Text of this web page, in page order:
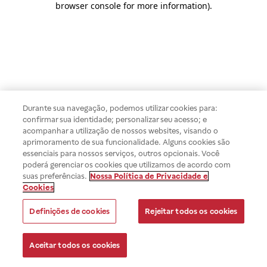
browser console for more information).
Durante sua navegação, podemos utilizar cookies para:
confirmar sua identidade; personalizar seu acesso; e
acompanhar a utilização de nossos websites, visando o
aprimoramento de sua funcionalidade. Alguns cookies são
essenciais para nossos serviços, outros opcionais. Você
poderá gerenciar os cookies que utilizamos de acordo com
suas preferências. Nossa Política de Privacidade e
Cookies
Definições de cookies Rejeitar todos os cookies
Aceitar todos os cookies